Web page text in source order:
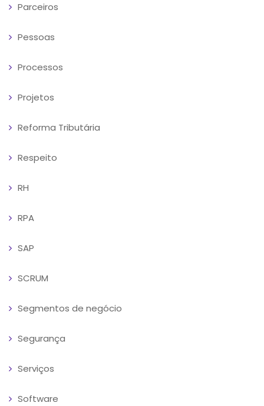
Parceiros
Pessoas
Processos
Projetos
Reforma Tributária
Respeito
RH
RPA
SAP
SCRUM
Segmentos de negócio
Segurança
Serviços
Software